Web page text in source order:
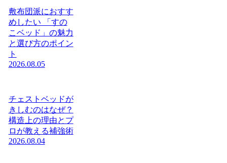
敷布団派におすす
めしたい 「すの
こベッド」の魅力
と選び方のポイン
ト
2026.08.05
チェストベッドが
きしむのはなぜ？
構造上の理由とプ
ロが教える補強術
2026.08.04